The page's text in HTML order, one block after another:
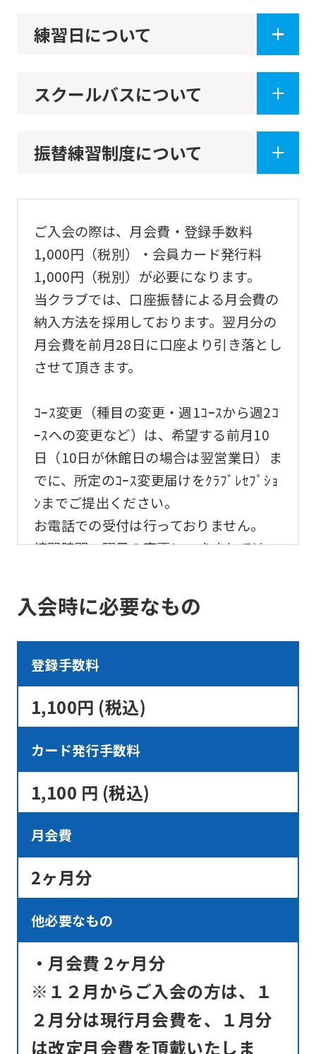
練習日について
スクールバスについて
振替練習制度について
ご入会の際は、月会費・登録手数料
1,000円（税別）・会員カード発行料
1,000円（税別）が必要になります。
当クラブでは、口座振替による月会費の
納入方法を採用しております。翌月分の
月会費を前月28日に口座より引き落とし
させて頂きます。
ｺｰｽ変更（種目の変更・週1ｺｰｽから週2ｺ
ｰｽへの変更など）は、希望する前月10
日（10日が休館日の場合は翌営業日）ま
でに、所定のｺｰｽ変更届けをｸﾗﾌﾞﾚｾﾌﾟｼｮ
ﾝまでご提出ください。
お電話での受付は行っておりません。
練習時間・曜日の変更につきましては、
変更届けをご提出ください。
ｺｰｽ変更手数料は、無料です。
ベイタウン「幼児・児童体育」プログラ
ムはクラブまでお問合わせ下さい。
入会時に必要なもの
登録手数料
1,100円 (税込)
カード発行手数料
1,100 円 (税込)
月会費
2ヶ月分
他必要なもの
・月会費 2ヶ月分
※１２月からご入会の方は、１
２月分は現行月会費を、１月分
は改定月会費を頂戴いたしま